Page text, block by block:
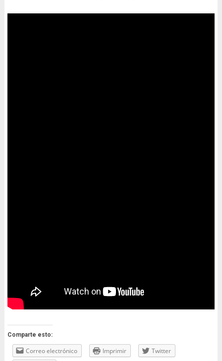
Comparte esto:
Correo electrónico Imprimir
Twitter